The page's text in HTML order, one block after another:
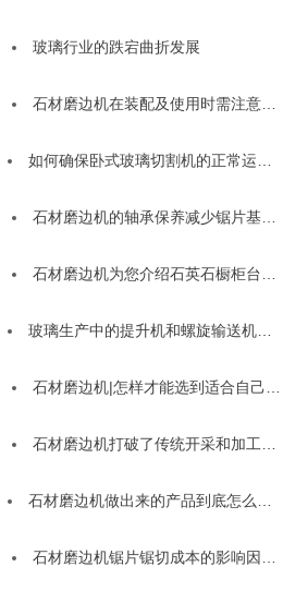
玻璃行业的跌宕曲折发展
石材磨边机在装配及使用时需注意…
如何确保卧式玻璃切割机的正常运…
石材磨边机的轴承保养减少锯片基…
石材磨边机为您介绍石英石橱柜台…
玻璃生产中的提升机和螺旋输送机…
石材磨边机|怎样才能选到适合自己…
石材磨边机打破了传统开采和加工…
石材磨边机做出来的产品到底怎么…
石材磨边机锯片锯切成本的影响因…